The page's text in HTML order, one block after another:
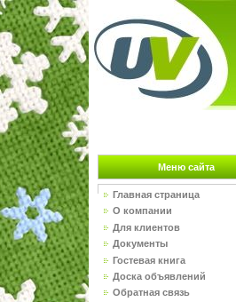
Меню сайта
Главная страница
О компании
Для клиентов
Документы
Гостевая книга
Доска объявлений
Обратная связь